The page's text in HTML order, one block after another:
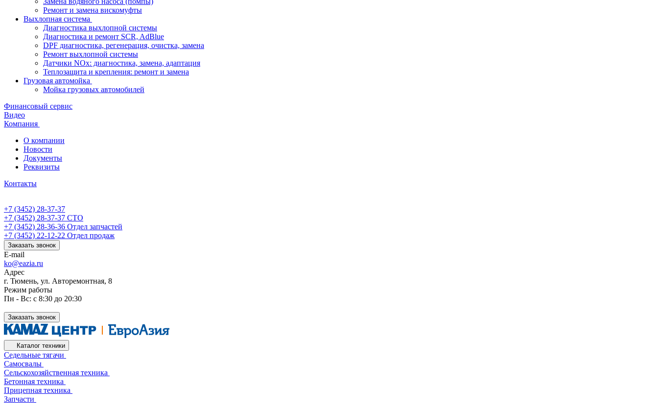
Ремонт и замена вискомуфты
Выхлопная система
Диагностика выхлопной системы
Диагностика и ремонт SCR, AdBlue
DPF диагностика, регенерация, очистка, замена
Ремонт выхлопной системы
Датчики NOx: диагностика, замена, адаптация
Теплозащита и крепления: ремонт и замена
Грузовая автомойка
Мойка грузовых автомобилей
Финансовый сервис
Видео
Компания
О компании
Новости
Документы
Реквизиты
Контакты
+7 (3452) 28-37-37
+7 (3452) 28-37-37 СТО
+7 (3452) 28-36-36 Отдел запчастей
+7 (3452) 22-12-22 Отдел продаж
Заказать звонок
E-mail
ko@eazia.ru
Адрес
г. Тюмень, ул. Авторемонтная, 8
Режим работы
Пн - Вс: с 8:30 до 20:30
Заказать звонок
Каталог техники
Седельные тягачи
Самосвалы
Сельскохозяйственная техника
Бетонная техника
Прицепная техника
Запчасти